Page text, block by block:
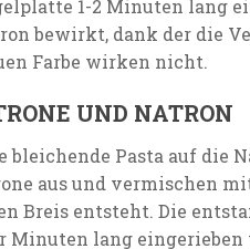
1-2 Minuten lang
bewirkt, dank der die
Farbe wirken nicht.
UND NATRON
bleichende Pasta auf die
aus und vermischen
Breis entsteht. Die
Minuten lang eingerieben